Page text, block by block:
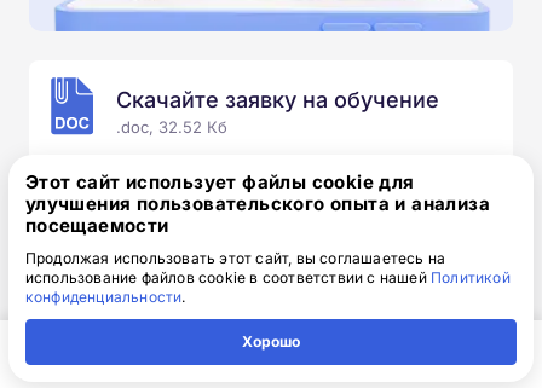
Скачайте заявку на обучение
.doc, 32.52 Кб
Скачайте шаблон, заполните и отправьте по
электронной почтеinfo@1-academy.ru
Обязательно укажите контактный номер телефон.
Наш специалист свяжется с вами и утонит все
детали.
Этот сайт использует файлы cookie для
улучшения пользовательского опыта и анализа
посещаемости
Продолжая использовать этот сайт, вы соглашаетесь на
использование файлов cookie в соответствии с нашей Политикой
конфиденциальности.
Хорошо